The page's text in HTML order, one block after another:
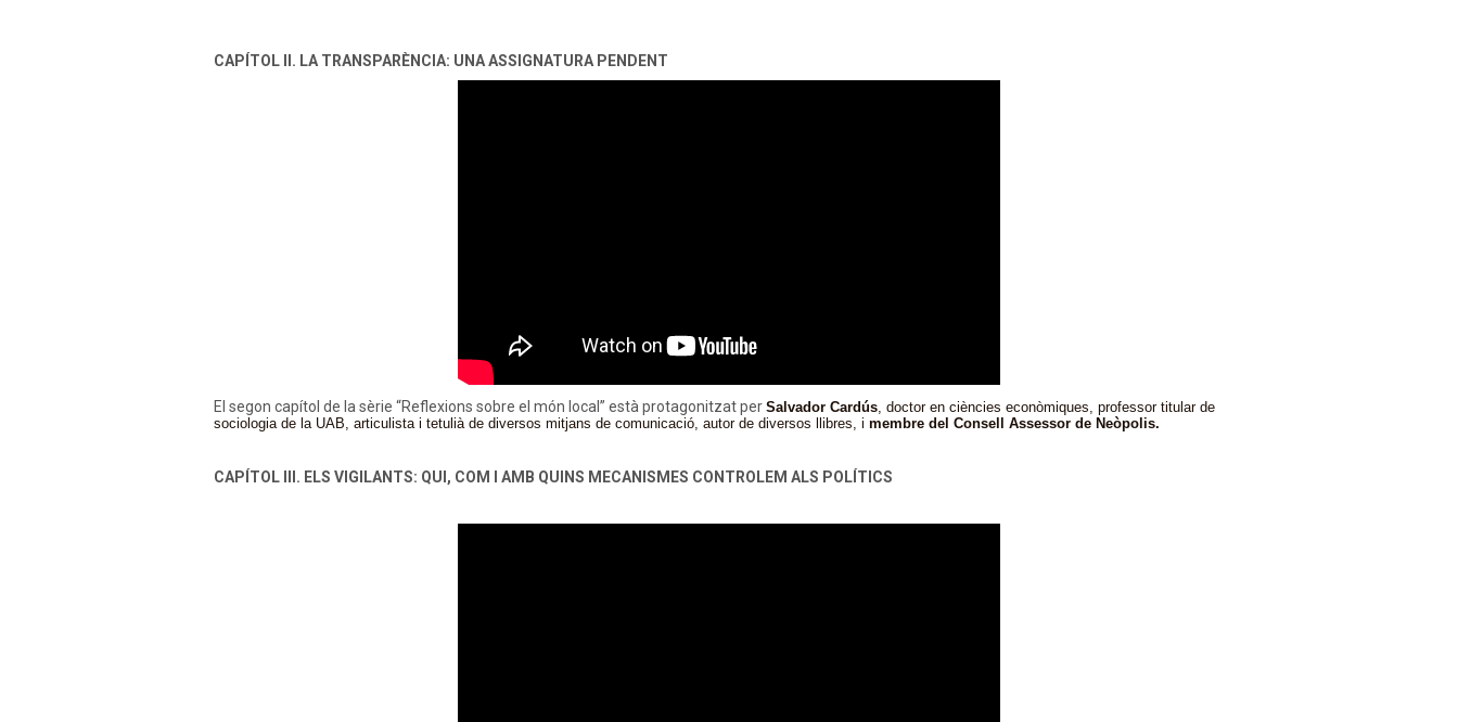
CAPÍTOL II. LA TRANSPARÈNCIA: UNA ASSIGNATURA PENDENT
El segon capítol de la sèrie “Reflexions sobre el món local” està protagonitzat per Salvador Cardús, doctor en ciències econòmiques, professor titular de
sociologia de la UAB, articulista i tetulià de diversos mitjans de comunicació, autor de diversos llibres, i membre del Consell Assessor de Neòpolis.
CAPÍTOL III. ELS VIGILANTS: QUI, COM I AMB QUINS MECANISMES CONTROLEM ALS POLÍTICS